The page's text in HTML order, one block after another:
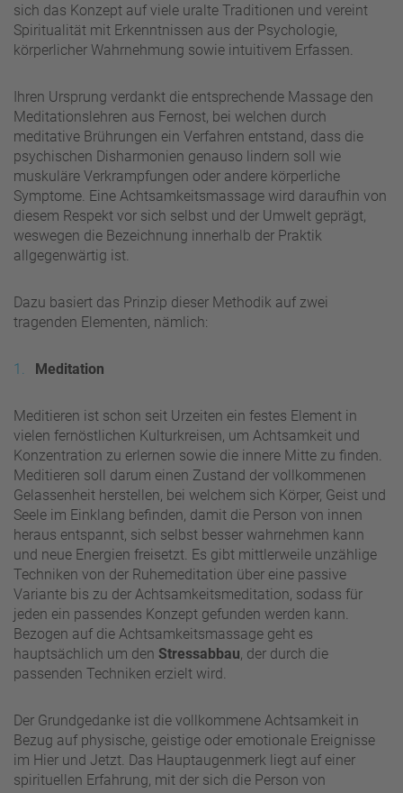
sich das Konzept auf viele uralte Traditionen und vereint
Spiritualität mit Erkenntnissen aus der Psychologie,
körperlicher Wahrnehmung sowie intuitivem Erfassen.
Ihren Ursprung verdankt die entsprechende Massage den
Meditationslehren aus Fernost, bei welchen durch
meditative Brührungen ein Verfahren entstand, dass die
psychischen Disharmonien genauso lindern soll wie
muskuläre Verkrampfungen oder andere körperliche
Symptome. Eine Achtsamkeitsmassage wird daraufhin von
diesem Respekt vor sich selbst und der Umwelt geprägt,
weswegen die Bezeichnung innerhalb der Praktik
allgegenwärtig ist.
Dazu basiert das Prinzip dieser Methodik auf zwei
tragenden Elementen, nämlich:
Meditation
Meditieren ist schon seit Urzeiten ein festes Element in
vielen fernöstlichen Kulturkreisen, um Achtsamkeit und
Konzentration zu erlernen sowie die innere Mitte zu finden.
Meditieren soll darum einen Zustand der vollkommenen
Gelassenheit herstellen, bei welchem sich Körper, Geist und
Seele im Einklang befinden, damit die Person von innen
heraus entspannt, sich selbst besser wahrnehmen kann
und neue Energien freisetzt. Es gibt mittlerweile unzählige
Techniken von der Ruhemeditation über eine passive
Variante bis zu der Achtsamkeitsmeditation, sodass für
jeden ein passendes Konzept gefunden werden kann.
Bezogen auf die Achtsamkeitsmassage geht es
hauptsächlich um den Stressabbau, der durch die
passenden Techniken erzielt wird.
Der Grundgedanke ist die vollkommene Achtsamkeit in
Bezug auf physische, geistige oder emotionale Ereignisse
im Hier und Jetzt. Das Hauptaugenmerk liegt auf einer
spirituellen Erfahrung, mit der sich die Person von